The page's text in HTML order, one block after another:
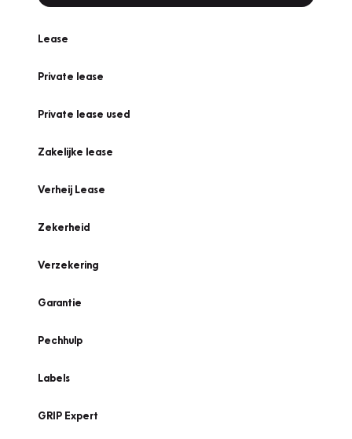
Lease
Private lease
Private lease used
Zakelijke lease
Verheij Lease
Zekerheid
Verzekering
Garantie
Pechhulp
Labels
GRIP Expert